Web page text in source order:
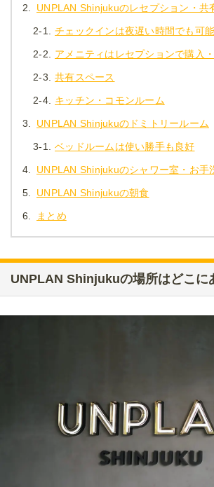
2. UNPLAN Shinjukuのレセプション・共
2-1. チェックインは夜遅い時間でも可能
2-2. アメニティはレセプションで購入
2-3. 共有スペース
2-4. キッチン・コモンルーム
3. UNPLAN Shinjukuのドミトリールーム
3-1. ベッドルームは使い勝手も良好
4. UNPLAN Shinjukuのシャワー室・お手
5. UNPLAN Shinjukuの朝食
6. まとめ
UNPLAN Shinjukuの場所はどこに